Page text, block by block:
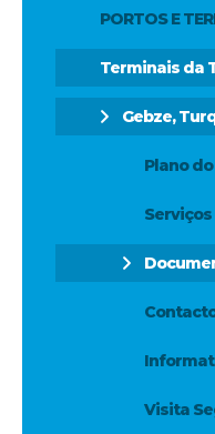
PORTOS E
Terminais da
Gebze,
Plano
Serviços
Visita